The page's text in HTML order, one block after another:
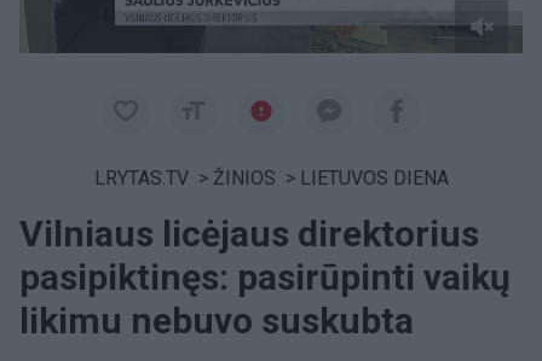
LRYTAS.TV > ŽINIOS > LIETUVOS DIENA
Vilniaus licėjaus direktorius
pasipiktinęs: pasirūpinti vaikų
likimu nebuvo suskubta